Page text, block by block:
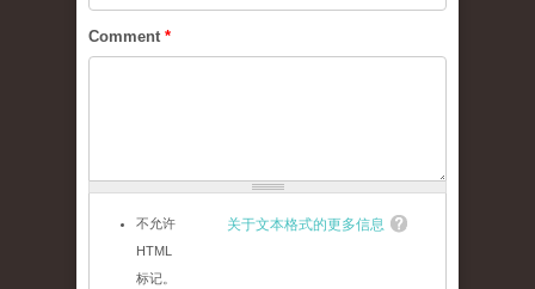
Comment *
关于文本格式的更多信息
不允许
HTML
标记。